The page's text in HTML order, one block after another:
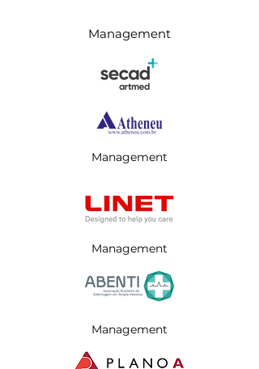
Management
Management
Management
Management